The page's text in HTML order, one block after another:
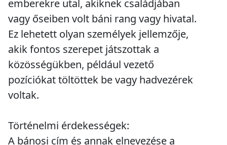
emberekre utal, akiknek családjában
vagy őseiben volt báni rang vagy hivatal.
Ez lehetett olyan személyek jellemzője,
akik fontos szerepet játszottak a
közösségükben, például vezető
pozíciókat töltöttek be vagy hadvezérek
voltak.
Történelmi érdekességek:
A bánosi cím és annak elnevezése a